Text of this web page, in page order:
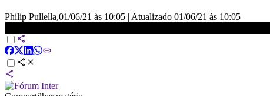
Philip Pullella,01/06/21 às 10:05 | Atualizado 01/06/21 às 10:05